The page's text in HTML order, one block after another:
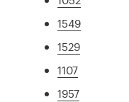
1549
1529
1107
1957